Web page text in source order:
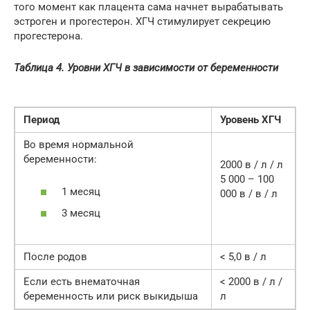
того момент как плацента сама начнет вырабатывать
эстроген и прогестерон. ХГЧ стимулирует секрецию
прогестерона.
Таблица 4. Уровни ХГЧ в зависимости от беременности
Период
Уровень ХГЧ
Во время нормальной
беременности:
1 месяц
3 месяц
2000 в / л / л
5 000 – 100
000 в / в / л
После родов
< 5,0 в / л
Если есть внематочная
беременность или риск выкидыша
< 2000 в / л /
л